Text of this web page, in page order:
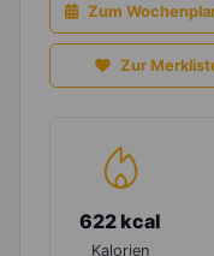
Zum
Zur
622 kcal
Kalorien